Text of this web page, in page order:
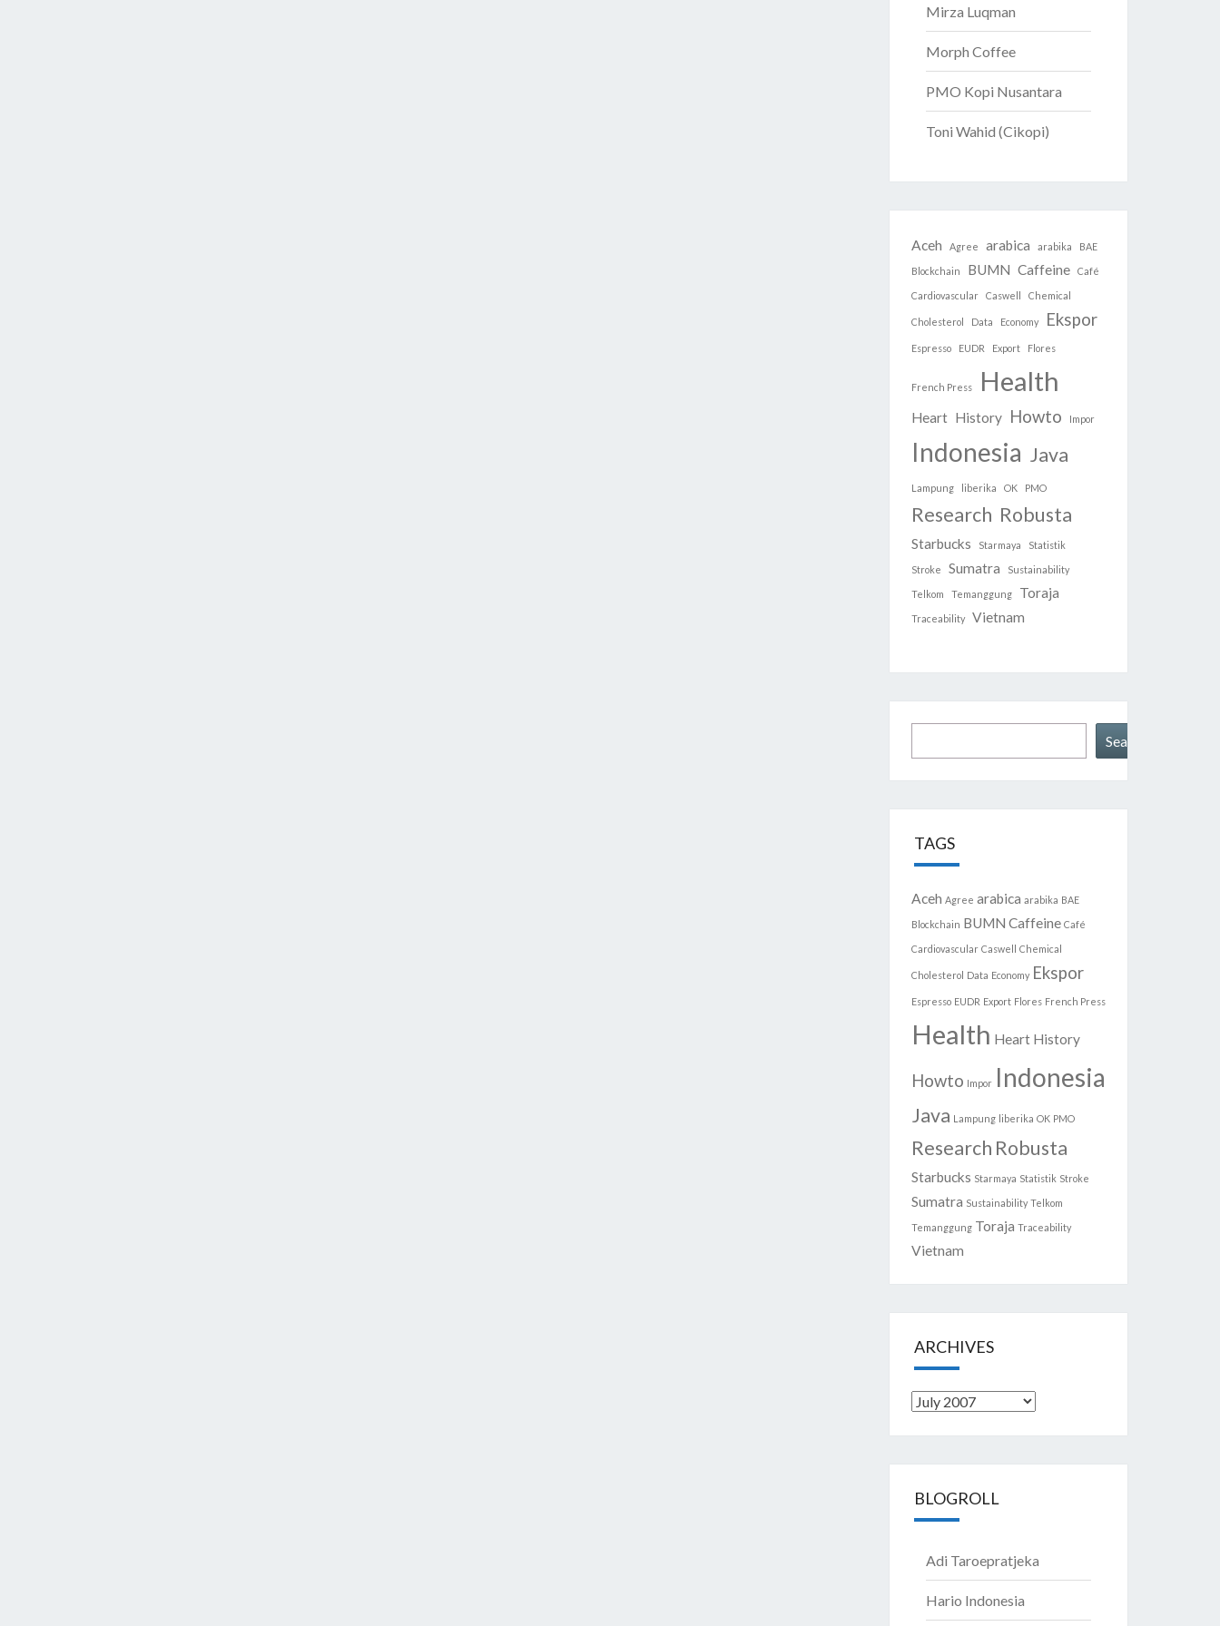
Mirza Luqman
Morph Coffee
PMO Kopi Nusantara
Toni Wahid (Cikopi)
Aceh Agree arabica arabika BAE
Blockchain BUMN Caffeine Café
Cardiovascular Caswell Chemical
Cholesterol Data Economy Ekspor
Espresso EUDR Export Flores
French Press Health
Heart History Howto Impor
Indonesia Java
Lampung liberika OK PMO
Research Robusta
Starbucks Starmaya Statistik
Stroke Sumatra Sustainability
Telkom Temanggung Toraja
Traceability Vietnam
Search
TAGS
Aceh Agree arabica arabika BAE
Blockchain BUMN Caffeine Café
Cardiovascular Caswell Chemical
Cholesterol Data Economy Ekspor
Espresso EUDR Export Flores French Press
Health Heart History
Howto Impor Indonesia
Java Lampung liberika OK PMO
Research Robusta
Starbucks Starmaya Statistik Stroke
Sumatra Sustainability Telkom
Temanggung Toraja Traceability
Vietnam
ARCHIVES
Archives
BLOGROLL
Adi Taroepratjeka
Hario Indonesia